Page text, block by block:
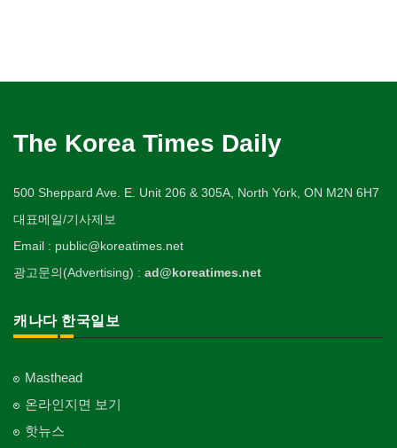
The Korea Times Daily
500 Sheppard Ave. E. Unit 206 & 305A, North York, ON M2N 6H7
대표메일/기사제보
Email : public@koreatimes.net
광고문의(Advertising) : ad@koreatimes.net
캐나다 한국일보
Masthead
온라인지면 보기
핫뉴스